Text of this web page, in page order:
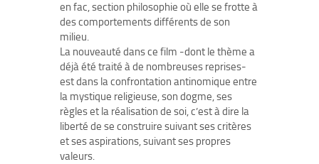
en fac, section philosophie où elle se frotte à
des comportements différents de son
milieu.
La nouveauté dans ce film -dont le thème a
déjà été traité à de nombreuses reprises-
est dans la confrontation antinomique entre
la mystique religieuse, son dogme, ses
règles et la réalisation de soi, c’est à dire la
liberté de se construire suivant ses critères
et ses aspirations, suivant ses propres
valeurs.